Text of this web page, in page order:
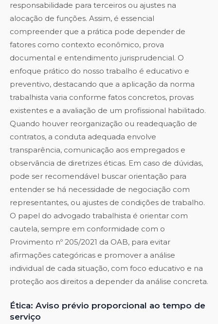
responsabilidade para terceiros ou ajustes na
alocação de funções. Assim, é essencial
compreender que a prática pode depender de
fatores como contexto econômico, prova
documental e entendimento jurisprudencial. O
enfoque prático do nosso trabalho é educativo e
preventivo, destacando que a aplicação da norma
trabalhista varia conforme fatos concretos, provas
existentes e a avaliação de um profissional habilitado.
Quando houver reorganização ou readequação de
contratos, a conduta adequada envolve
transparência, comunicação aos empregados e
observância de diretrizes éticas. Em caso de dúvidas,
pode ser recomendável buscar orientação para
entender se há necessidade de negociação com
representantes, ou ajustes de condições de trabalho.
O papel do advogado trabalhista é orientar com
cautela, sempre em conformidade com o
Provimento nº 205/2021 da OAB, para evitar
afirmações categóricas e promover a análise
individual de cada situação, com foco educativo e na
proteção aos direitos a depender da análise concreta.
Ética: Aviso prévio proporcional ao tempo de
serviço